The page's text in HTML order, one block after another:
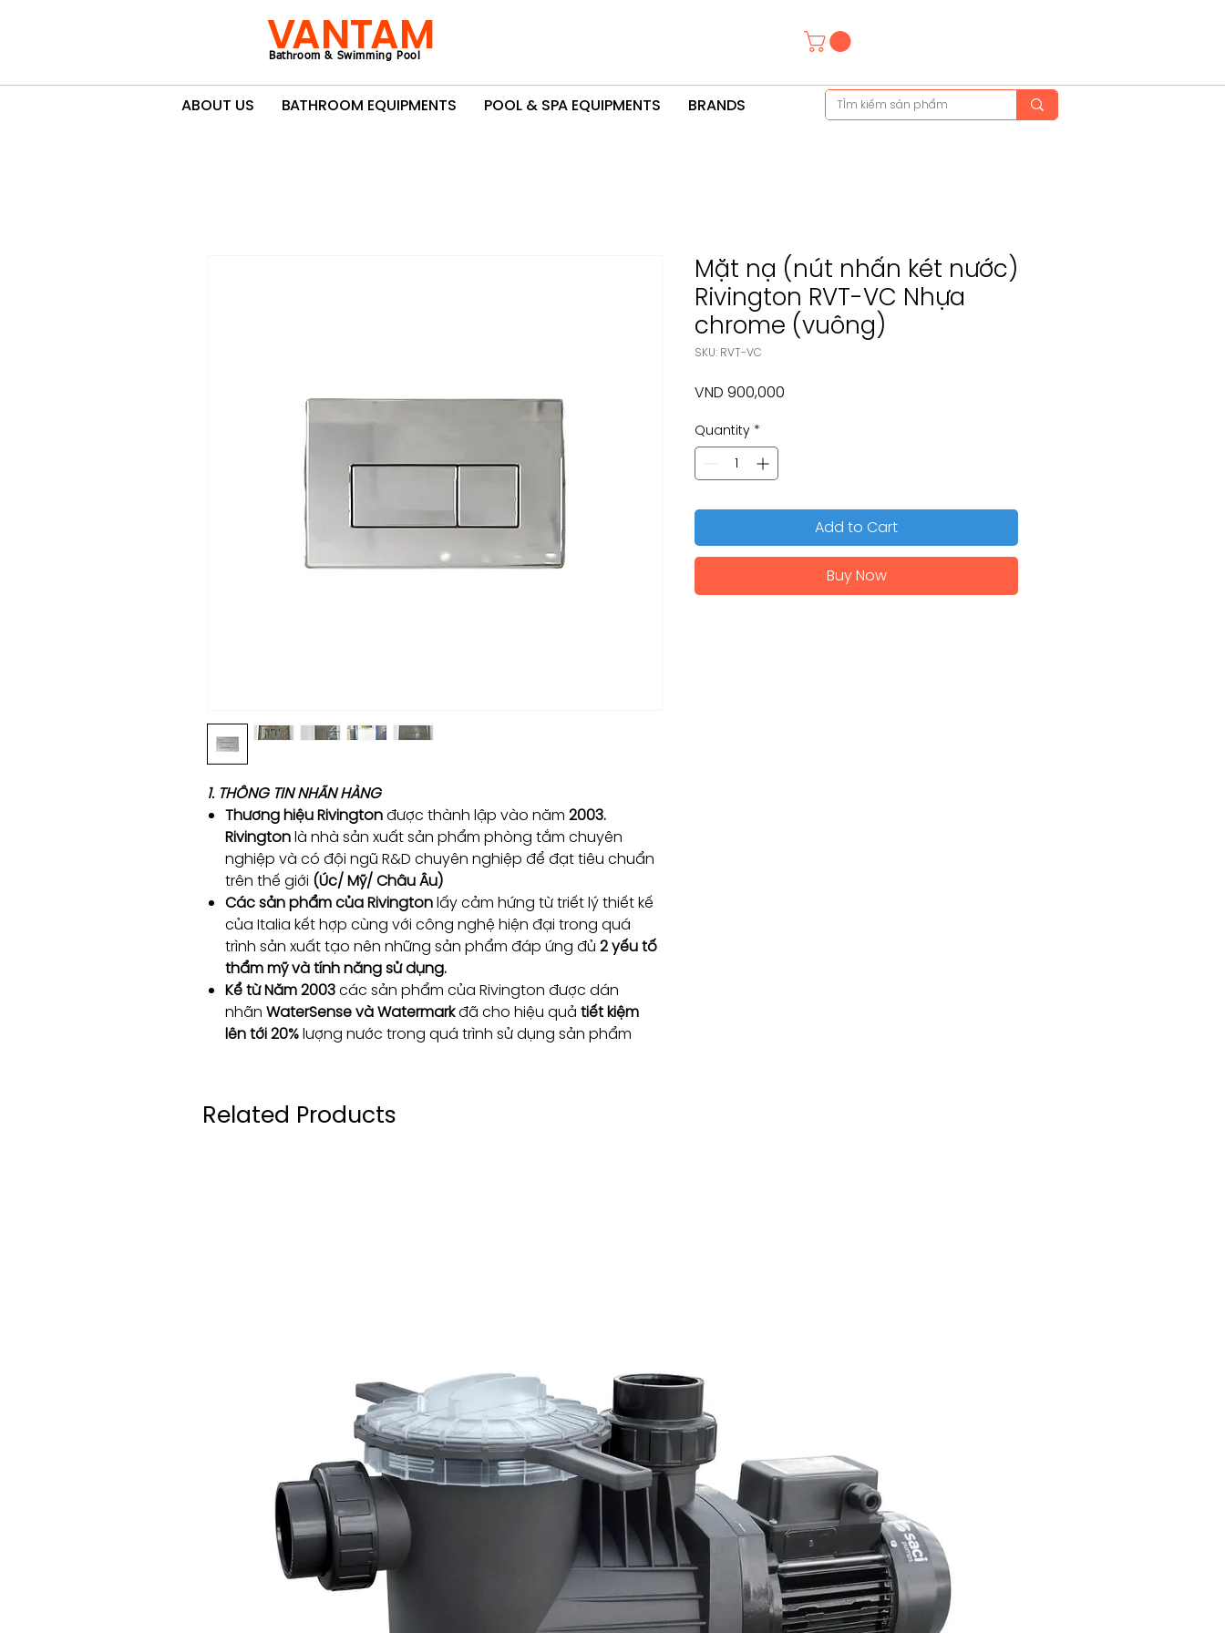
VANTAM
Bathroom & Swimming Pool
ABOUT US BATHROOM EQUIPMENTS POOL & SPA EQUIPMENTS BRANDS
1. THÔNG TIN NHÃN HÀNG
Thương hiệu Rivingtonđược thành lập vào năm 2003.
Rivingtonlà nhà sản xuất sản phẩm phòng tắm chuyên
nghiệp và có đội ngũ R&D chuyên nghiệp để đạt tiêu chuẩn
trên thế giới (Úc/ Mỹ/ Châu Âu)
Các sản phẩm của Rivingtonlấy cảm hứng từ triết lý thiết kế
của Italia kết hợp cùng với công nghệ hiện đại trong quá
trình sản xuất tạo nên những sản phẩm đáp ứng đủ 2 yếu tố
thẩm mỹ và tính năng sử dụng.
Kể từ Năm 2003các sản phẩm của Rivington được dán
nhãn WaterSense và Watermarkđã cho hiệu quả tiết kiệm
lên tới 20%lượng nước trong quá trình sử dụng sản phẩm
Mặt nạ (nút nhấn két nước)
Rivington RVT-VC Nhựa
chrome (vuông)
SKU: RVT-VC
VND 900,000
Quantity *
Add to Cart
Buy Now
Related Products